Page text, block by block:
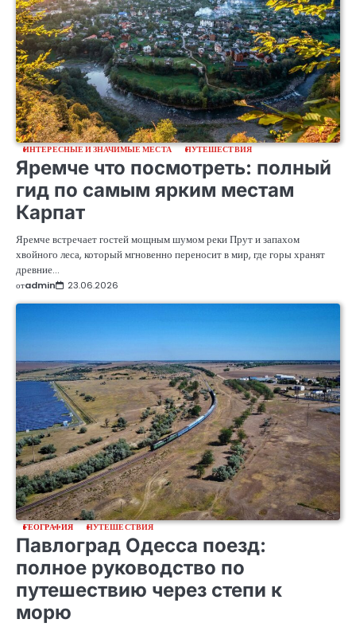
ИНТЕРЕСНЫЕ И ЗНАЧИМЫЕ МЕСТА ПУТЕШЕСТВИЯ
Яремче что посмотреть: полный
гид по самым ярким местам
Карпат
Яремче встречает гостей мощным шумом реки Прут и запахом
хвойного леса, который мгновенно переносит в мир, где горы хранят
древние…
отadmin 23.06.2026
ГЕОГРАФИЯ ПУТЕШЕСТВИЯ
Павлоград Одесса поезд:
полное руководство по
путешествию через степи к
морю